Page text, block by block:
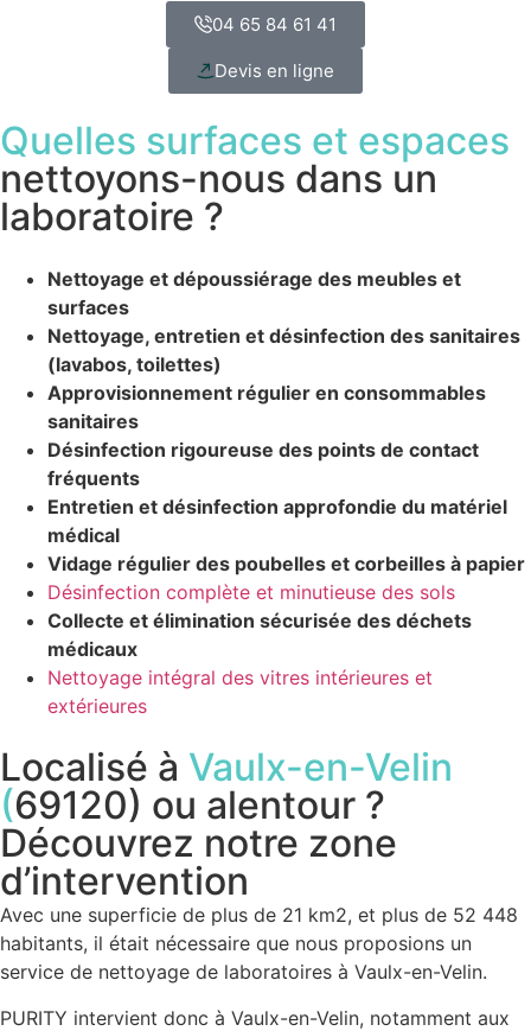
04 65 84 61 41
Devis en ligne
Quelles surfaces et espaces
nettoyons-nous dans un
laboratoire ?
Nettoyage et dépoussiérage des meubles et
surfaces
Nettoyage, entretien et désinfection des sanitaires
(lavabos, toilettes)
Approvisionnement régulier en consommables
sanitaires
Désinfection rigoureuse des points de contact
fréquents
Entretien et désinfection approfondie du matériel
médical
Vidage régulier des poubelles et corbeilles à papier
Désinfection complète et minutieuse des sols
Collecte et élimination sécurisée des déchets
médicaux
Nettoyage intégral des vitres intérieures et
extérieures
Localisé à Vaulx-en-Velin
(69120) ou alentour ?
Découvrez notre zone
d’intervention
Avec une superficie de plus de 21 km2, et plus de 52 448
habitants, il était nécessaire que nous proposions un
service de nettoyage de laboratoires à Vaulx-en-Velin.
PURITY intervient donc à Vaulx-en-Velin, notamment aux